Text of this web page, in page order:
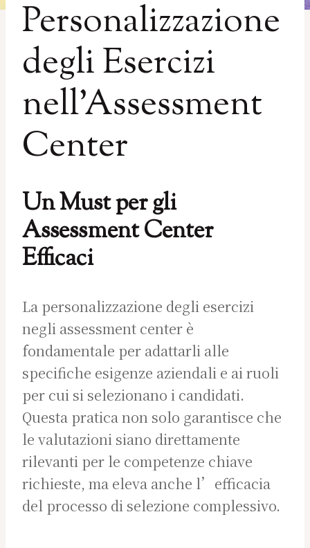
Personalizzazione
degli Esercizi
nell’Assessment
Center
Un Must per gli
Assessment Center
Efficaci
La personalizzazione degli esercizi
negli assessment center è
fondamentale per adattarli alle
specifiche esigenze aziendali e ai ruoli
per cui si selezionano i candidati.
Questa pratica non solo garantisce che
le valutazioni siano direttamente
rilevanti per le competenze chiave
richieste, ma eleva anche l’efficacia
del processo di selezione complessivo.